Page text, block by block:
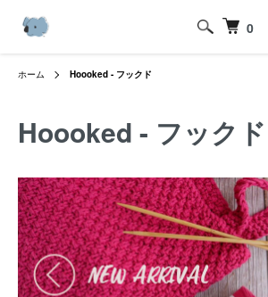
0
ホーム Hoooked - フックド
Hoooked - フックド